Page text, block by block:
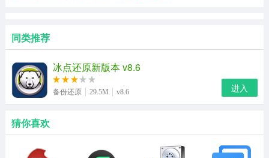
同类推荐
冰点还原新版本 v8.6
备份还原 29.5M v8.6 进入
猜你喜欢